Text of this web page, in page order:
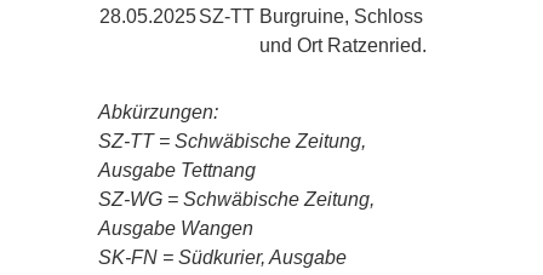
28.05.2025SZ-TT Burgruine, Schloss
und Ort Ratzenried.
Abkürzungen:
SZ-TT = Schwäbische Zeitung,
Ausgabe Tettnang
SZ-WG = Schwäbische Zeitung,
Ausgabe Wangen
SK-FN = Südkurier, Ausgabe